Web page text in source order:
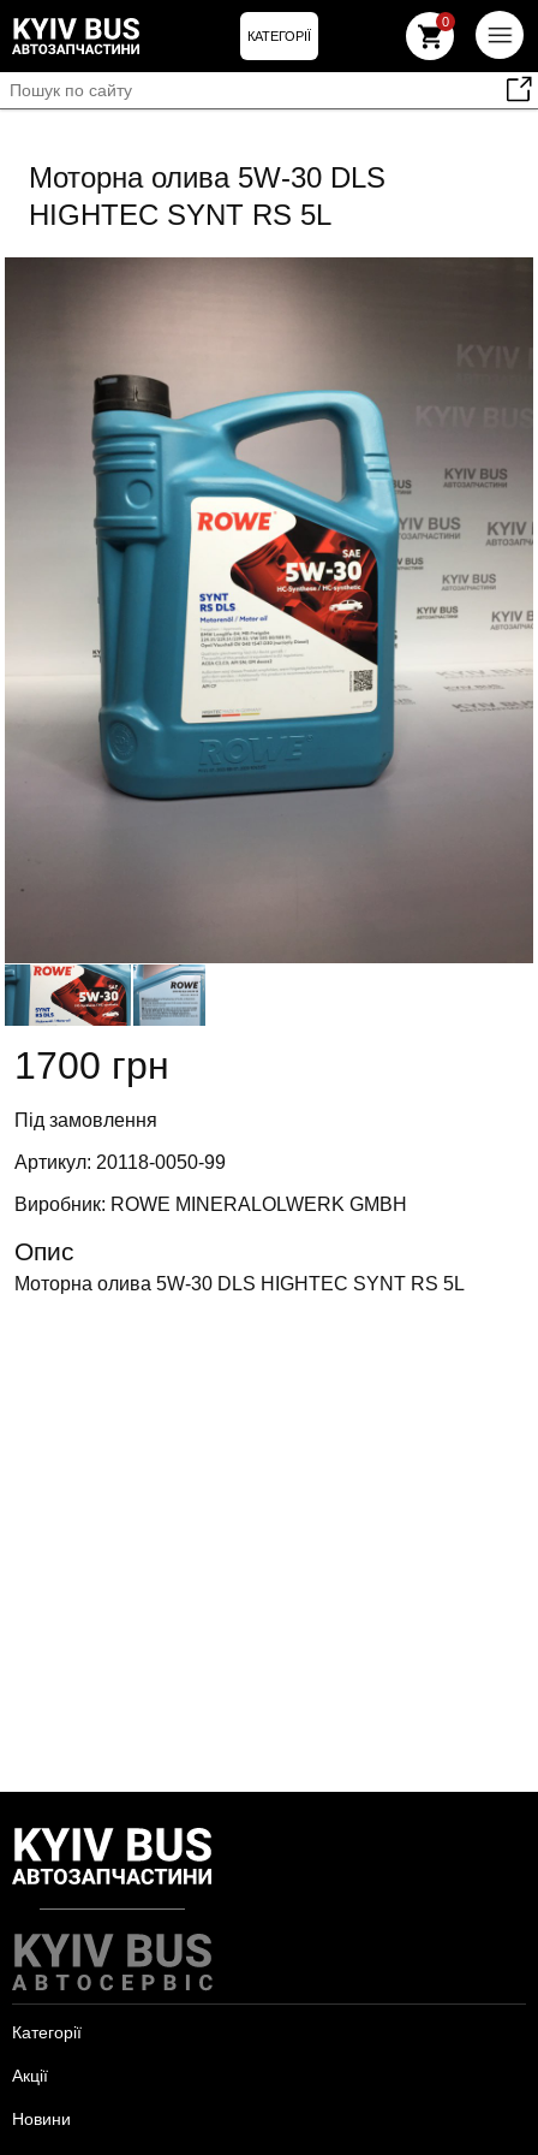
КАТЕГОРІЇ
0
Моторна олива 5W-30 DLS
HIGHTEC SYNT RS 5L
1700 грн
Під замовлення
Артикул: 20118-0050-99
Виробник: ROWE MINERALOLWERK GMBH
Опис
Моторна олива 5W-30 DLS HIGHTEC SYNT RS 5L
Категорії
Акції
Новини